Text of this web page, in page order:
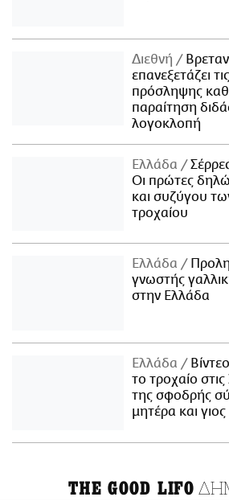
Διεθνή
επανεξετάζει
πρόσληψης
παραίτηση
λογοκλοπή
Ελλάδα
Οι πρώτες
και συζύγου
τροχαίου
Ελλάδα
γνωστής
στην Ελλάδα
Ελλάδα
το τροχαίο
της σφοδρής
μητέρα και γιος
THE GOOD LIFO